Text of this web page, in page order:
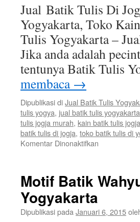
Jual Batik Tulis Di
Yogyakarta, Toko
Tulis Yogyakarta –
Jika anda adalah
tentunya Batik Tulis
membaca →
Dipublikasi diJual Batik Tulis
tulis yogya, jual batik tulis yogyakarta
tulis jogja murah, kain batik tulis
batik tulis di jogja, toko batik tulis di
Komentar Dinonaktifkan
Motif Batik
Yogyakarta
Dipublikasi pada Januari 6, 2015